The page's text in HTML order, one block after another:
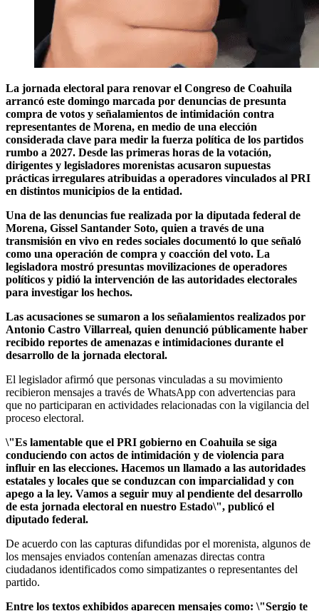
La jornada electoral para renovar el Congreso de Coahuila
arrancó este domingo marcada por denuncias de presunta
compra de votos y señalamientos de intimidación contra
representantes de Morena, en medio de una elección
considerada clave para medir la fuerza política de los partidos
rumbo a 2027. Desde las primeras horas de la votación,
dirigentes y legisladores morenistas acusaron supuestas
prácticas irregulares atribuidas a operadores vinculados al PRI
en distintos municipios de la entidad.
Una de las denuncias fue realizada por la diputada federal de
Morena, Gissel Santander Soto, quien a través de una
transmisión en vivo en redes sociales documentó lo que señaló
como una operación de compra y coacción del voto. La
legisladora mostró presuntas movilizaciones de operadores
políticos y pidió la intervención de las autoridades electorales
para investigar los hechos.
Las acusaciones se sumaron a los señalamientos realizados por
Antonio Castro Villarreal, quien denunció públicamente haber
recibido reportes de amenazas e intimidaciones durante el
desarrollo de la jornada electoral.
El legislador afirmó que personas vinculadas a su movimiento
recibieron mensajes a través de WhatsApp con advertencias para
que no participaran en actividades relacionadas con la vigilancia del
proceso electoral.
\"Es lamentable que el PRI gobierno en Coahuila se siga
conduciendo con actos de intimidación y de violencia para
influir en las elecciones. Hacemos un llamado a las autoridades
estatales y locales que se conduzcan con imparcialidad y con
apego a la ley. Vamos a seguir muy al pendiente del desarrollo
de esta jornada electoral en nuestro Estado\", publicó el
diputado federal.
De acuerdo con las capturas difundidas por el morenista, algunos de
los mensajes enviados contenían amenazas directas contra
ciudadanos identificados como simpatizantes o representantes del
partido.
Entre los textos exhibidos aparecen mensajes como: \"Sergio te